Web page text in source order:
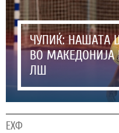
ЧУПИЌ: НАШАТА
ВО МАКЕДОНИЈА
ЛШ
ЕХФ